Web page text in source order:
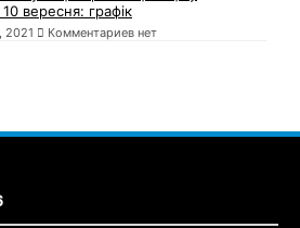
вересня: графік
2021 Комментариев нет